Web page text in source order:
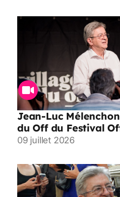
Jean-Luc
du Off du Festival
09 juillet 2026